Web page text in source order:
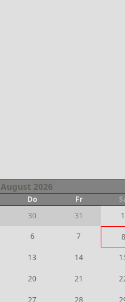
August 2026
Do Fr
30 31
1
6 7
8
13 14
20 21
27 28